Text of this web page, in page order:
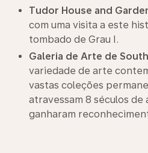
Tudor House and
com uma visita a este
tombado de Grau I.
Galeria de Arte de
variedade de arte
vastas coleções
atravessam 8 séculos
ganharam